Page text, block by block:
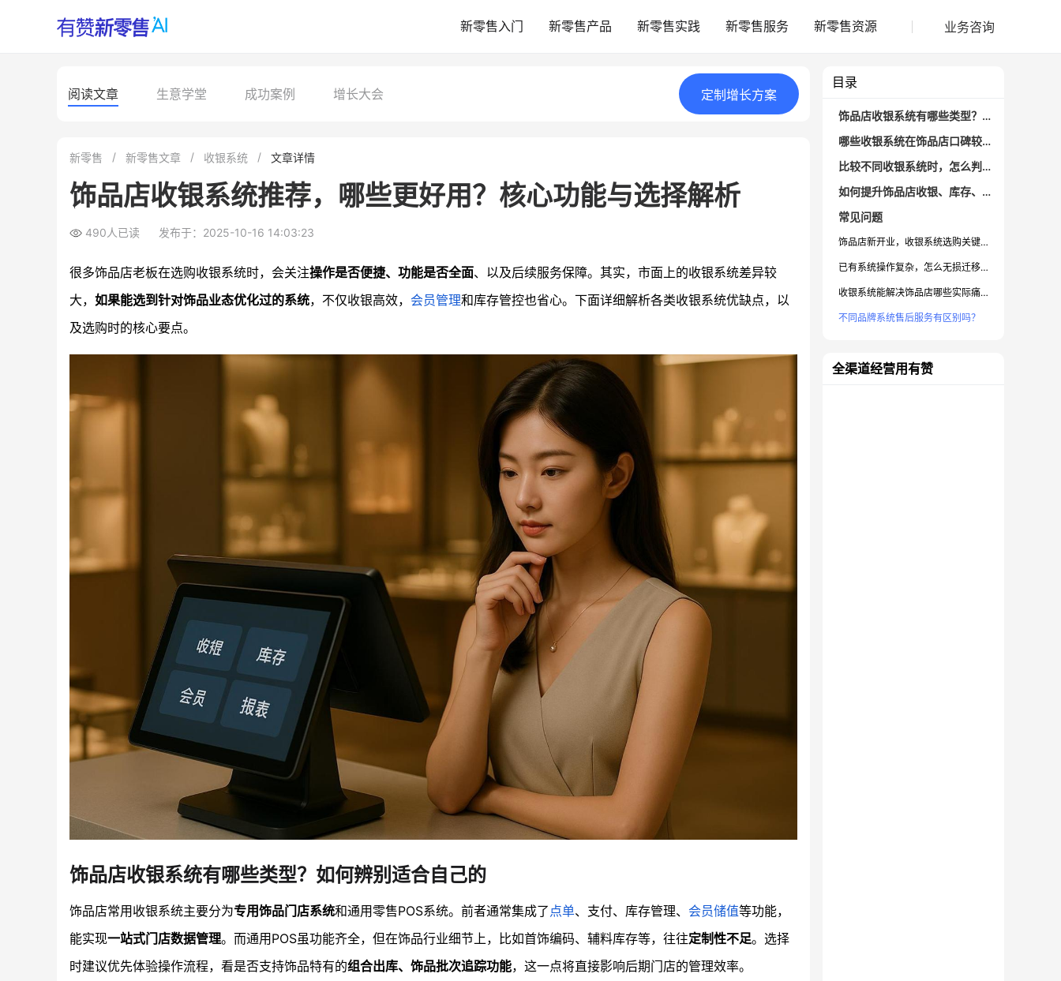
新零售入门 新零售产品 新零售实践 新零售服务 新零售资源 业务咨询
阅读文章 生意学堂 成功案例 增长大会 定制 增长方案
新零售 新零售文章 收银系统 文章详情
饰品店收银系统推荐，哪些更好用？核心功能与选择解析
490人已读 发布于：2025-10-16 14:03:23
很多饰品店老板在选购收银系统时，会关注操作是否便捷、功能是否全面、以及后续服务保障。其实，市面上的收银系统差异较
大， 如果能选到针对饰品业态优化过的系统，不仅收银高效， 会员管理和库存管控也省心。下面详细解析各类收银系统优缺点，以
及选购时的核心要点。
饰品店收银系统有哪些类型？如何辨别适合自己的
饰品店常用收银系统主要分为专用饰品门店系统和通用零售POS系统。前者通常集成了 点单、支付、库存管理、 会员储值等功能，
能实现一站式门店数据管理。而通用POS虽功能齐全，但在饰品行业细节上，比如首饰编码、辅料库存等，往往定制性不足。选择
时建议优先体验操作流程，看是否支持饰品特有的组合出库、饰品批次追踪功能，这一点将直接影响后期门店的管理效率。
目录
饰品店收银系统有哪些类型？如何辨别适合自己的
哪些收银系统在饰品店口碑较好？功能亮点分析
比较不同收银系统时，怎么判断性价比高？
如何提升饰品店收银、库存、会员管理效率？
常见问题
饰品店新开业，收银系统选购关键有哪些？
已有系统操作复杂，怎么无损迁移到新系统？
收银系统能解决饰品店哪些实际痛点？
不同品牌系统售后服务有区别吗？
全渠道经营用有赞